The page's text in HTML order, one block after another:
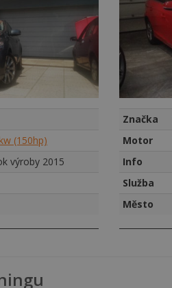
(150hp)
výroby 2015
Značka
Motor
Info
Služba
Město